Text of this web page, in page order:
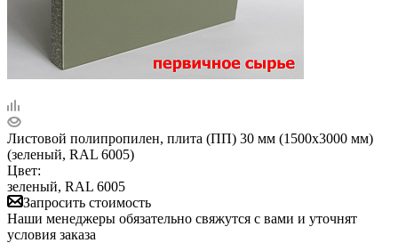
Листовой полипропилен, плита (ПП) 30 мм (1500х3000 мм)
(зеленый, RAL 6005)
Цвет:
зеленый, RAL 6005
Запросить стоимость
Наши менеджеры обязательно свяжутся с вами и уточнят
условия заказа